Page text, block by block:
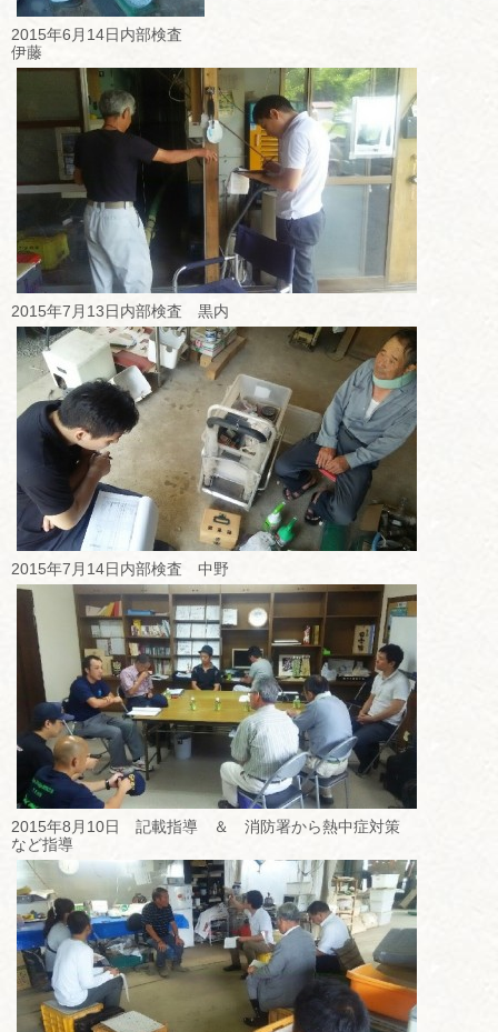
2015年6月14日内部検査
伊藤
2015年7月13日内部検査 黒内
2015年7月14日内部検査 中野
2015年8月10日 記載指導 ＆ 消防署から熱中症対策
など指導